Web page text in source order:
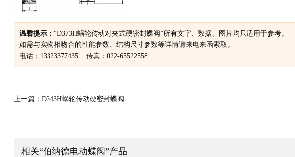
温馨提示： “D373H蜗轮传动对夹式硬密封蝶阀”所有文字、数据、图片均只适用于参考。
如需与实物相吻合的性能参数、结构尺寸参数等详情请来电来函索取。
电话：13323377435 传真：022-65522558
上一篇： D343H蜗轮传动硬密封蝶阀
相关“伯纳德电动蝶阀”产品